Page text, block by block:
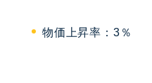
物価上昇率：3％